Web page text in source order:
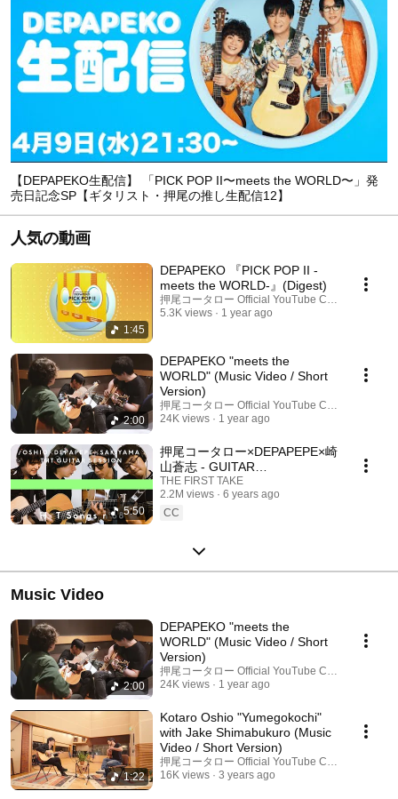
【DEPAPEKO生配信】 「PICK POP II〜meets the WORLD〜」発
売日記念SP【ギタリスト・押尾の推し生配信12】
人気の動画
1:45
DEPAPEKO 『PICK POP II -
meets the WORLD-』(Digest)
押尾コータロー Official YouTube Channel
5.3K views
1 year ago
2:00
DEPAPEKO "meets the
WORLD" (Music Video / Short
Version)
押尾コータロー Official YouTube Channel
24K views
1 year ago
5:50
押尾コータロー×DEPAPEPE×崎
山蒼志 - GUITAR
SESSION（Cyborg～ONE～五
月雨） / THE HOME TAKE
THE FIRST TAKE
2.2M views
6 years ago
CC
Music Video
2:00
DEPAPEKO "meets the
WORLD" (Music Video / Short
Version)
押尾コータロー Official YouTube Channel
24K views
1 year ago
1:22
Kotaro Oshio "Yumegokochi"
with Jake Shimabukuro (Music
Video / Short Version)
押尾コータロー Official YouTube Channel
16K views
3 years ago